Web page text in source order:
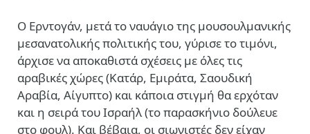
Ο Ερντογάν, μετά το ναυάγιο της μουσουλμανικής
μεσανατολικής πολιτικής του, γύρισε το τιμόνι,
άρχισε να αποκαθιστά σχέσεις με όλες τις
αραβικές χώρες (Κατάρ, Εμιράτα, Σαουδική
Αραβία, Αίγυπτο) και κάποια στιγμή θα ερχόταν
και η σειρά του Ισραήλ (το παρασκήνιο δούλευε
στο φουλ). Και βέβαια, οι σιωνιστές δεν είχαν